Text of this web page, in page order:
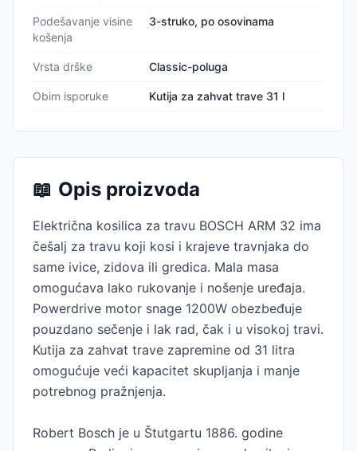
Podešavanje visine
košenja
3-struko, po osovinama
Vrsta drške Classic-poluga
Obim isporuke Kutija za zahvat trave 31 l
📖 Opis proizvoda
Električna kosilica za travu BOSCH ARM 32 ima
češalj za travu koji kosi i krajeve travnjaka do
same ivice, zidova ili gredica. Mala masa
omogućava lako rukovanje i nošenje uređaja.
Powerdrive motor snage 1200W obezbeđuje
pouzdano sečenje i lak rad, čak i u visokoj travi.
Kutija za zahvat trave zapremine od 31 litra
omogućuje veći kapacitet skupljanja i manje
potrebnog pražnjenja.
Robert Bosch je u Štutgartu 1886. godine